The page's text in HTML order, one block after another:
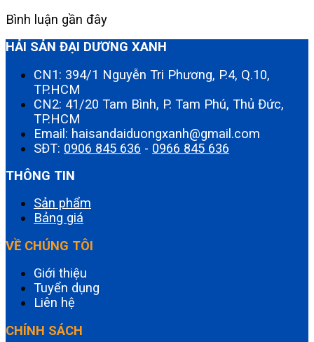
Bình luận gần đây
HẢI SẢN ĐẠI DƯƠNG XANH
CN1: 394/1 Nguyễn Tri Phương, P.4, Q.10,
TP.HCM
CN2: 41/20 Tam Bình, P. Tam Phú, Thủ Đức,
TP.HCM
Email: haisandaiduongxanh@gmail.com
SĐT: 0906 845 636 - 0966 845 636
THÔNG TIN
Sản phẩm
Bảng giá
VỀ CHÚNG TÔI
Giới thiệu
Tuyển dụng
Liên hệ
CHÍNH SÁCH